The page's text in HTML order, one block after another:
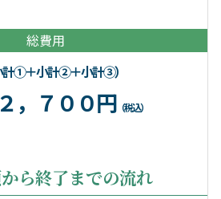
総費用
計①＋小計②＋小計③）
，７００円 （税込）
ら終了までの流れ